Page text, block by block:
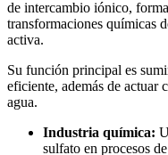
de intercambio iónico,
transformaciones químicas
activa.
Su función principal es
eficiente, además de actuar
agua.
Industria química:
sulfato en procesos